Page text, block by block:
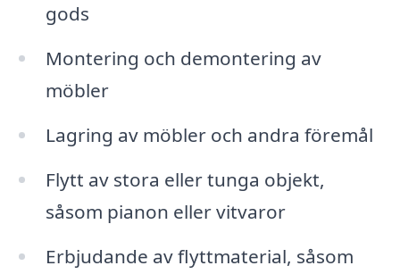
gods
Montering och demontering av
möbler
Lagring av möbler och andra föremål
Flytt av stora eller tunga objekt,
såsom pianon eller vitvaror
Erbjudande av flyttmaterial, såsom